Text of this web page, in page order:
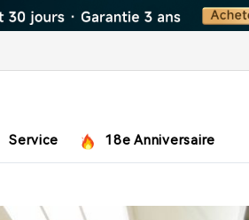
Service 18e Anniversaire